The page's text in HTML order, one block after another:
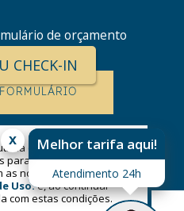
de orçamento
cookies e outras
para melhorar a sua
as nossasPoliticas de
Uso.e, ao continuar
com estas condições.
CHECK-IN
Melhor tarifa aqui!
Atendimento 24h
x